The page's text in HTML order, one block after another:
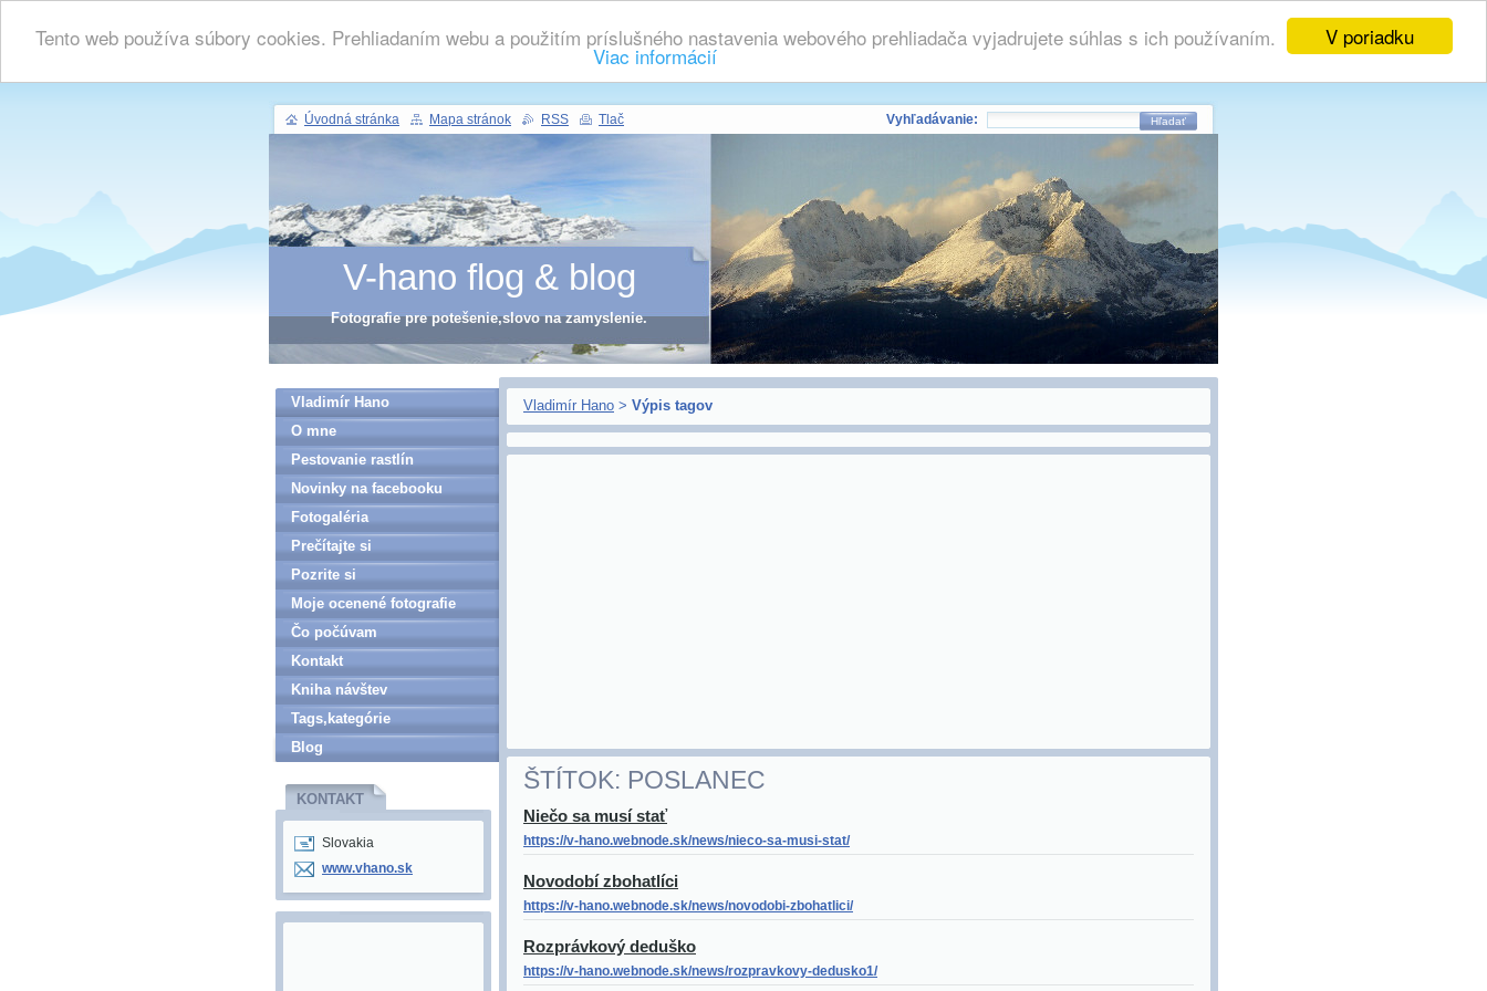
V poriadku
Tento web používa súbory cookies. Prehliadaním webu a použitím príslušného nastavenia webového prehliadača vyjadrujete súhlas s ich používaním.
Viac informácií
V-hano flog & blog
Fotografie pre potešenie,slovo na zamyslenie.
Vladimír Hano > Výpis tagov
ŠTÍTOK: POSLANEC
Niečo sa musí stať
https://v-hano.webnode.sk/news/nieco-sa-musi-stat/
Novodobí zbohatlíci
https://v-hano.webnode.sk/news/novodobi-zbohatlici/
Rozprávkový deduško
https://v-hano.webnode.sk/news/rozpravkovy-dedusko1/
Vladimír Hano
O mne
Pestovanie rastlín
Novinky na facebooku
Fotogaléria
Prečítajte si
Pozrite si
Moje ocenené fotografie
Čo počúvam
Kontakt
Kniha návštev
Tags,kategórie
Blog
KONTAKT
Slovakia
www.vhano.sk
Úvodná stránka Mapa stránok RSS Tlač Vyhľadávanie: Hľadať